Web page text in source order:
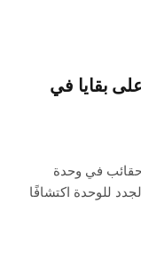
بقايا في
حقائب في وحدة
للوحدة اكتشافًا